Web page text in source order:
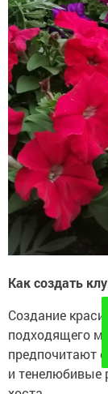
Как создать
Создание
подходящего
предпочитают
и тенелюбивые